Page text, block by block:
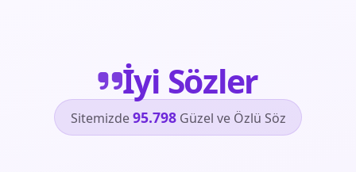
İyi Sözler
Sitemizde95.798Güzel ve Özlü Söz